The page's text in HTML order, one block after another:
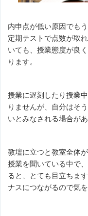
内申点が低い原因でも
定期テストで点数が取
いても、授業態度が良
ります。
授業に遅刻したり授業
りませんが、自分はそ
いとみなされる場合が
教壇に立つと教室全体
授業を聞いている中で
ると、とても目立ちま
ナスにつながるので気を